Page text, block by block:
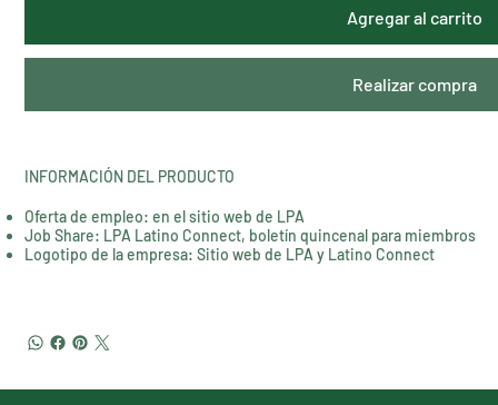
Agregar al carrito
Realizar compra
INFORMACIÓN DEL PRODUCTO
Oferta de empleo: en el sitio web de LPA
Job Share: LPA Latino Connect, boletín quincenal para miembros
Logotipo de la empresa: Sitio web de LPA y Latino Connect